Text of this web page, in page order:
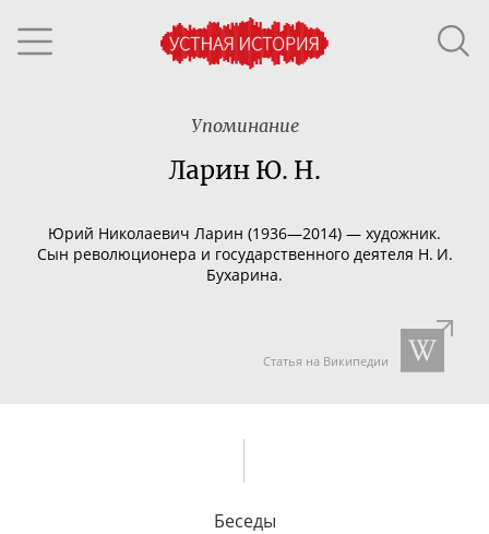
Упоминание
Ларин Ю. Н.
Юрий Николаевич Ларин (1936—2014) — художник.
Сын революционера и государственного деятеля Н. И.
Бухарина.
Статья на Википедии
Беседы